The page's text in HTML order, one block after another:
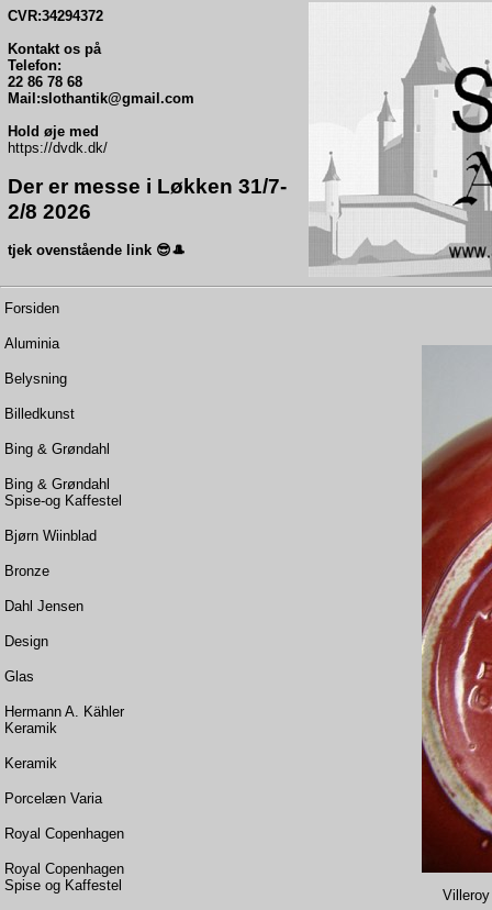
CVR:34294372
Kontakt os på
Telefon:
22 86 78 68
Mail:slothantik@gmail.com
Hold øje med
https://dvdk.dk/
Der er messe i Løkken 31/7-
2/8 2026
tjek ovenstående link 😎🎩
Forsiden
Aluminia
Belysning
Billedkunst
Bing & Grøndahl
Bing & Grøndahl
Spise-og Kaffestel
Bjørn Wiinblad
Bronze
Dahl Jensen
Design
Glas
Hermann A. Kähler
Keramik
Keramik
Porcelæn Varia
Royal Copenhagen
Royal Copenhagen
Spise og Kaffestel